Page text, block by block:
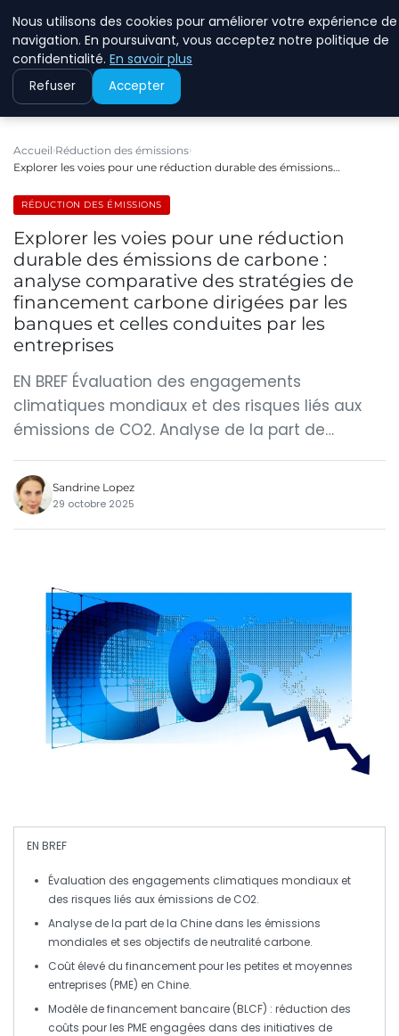
Accueil Réduction des émissions
Explorer les voies pour une réduction durable des émissions…
RÉDUCTION DES ÉMISSIONS
Explorer les voies pour une réduction
durable des émissions de carbone :
analyse comparative des stratégies de
financement carbone dirigées par les
banques et celles conduites par les
entreprises
EN BREF Évaluation des engagements
climatiques mondiaux et des risques liés aux
émissions de CO2. Analyse de la part de…
Sandrine Lopez
29 octobre 2025
EN BREF
Évaluation des engagements climatiques mondiaux et
des risques liés aux émissions de CO2.
Analyse de la part dela Chine dans les émissions
mondiales et ses objectifs deneutralité carbone.
Coût élevé du financementpour les petites et moyennes
entreprises (PME) en Chine.
Modèle definancement bancaire (BLCF) : réduction des
coûts pour les PME engagées dans des initiatives de
Nous utilisons des cookies pour améliorer votre expérience de
navigation. En poursuivant, vous acceptez notre politique de
confidentialité. En savoir plus
Refuser Accepter